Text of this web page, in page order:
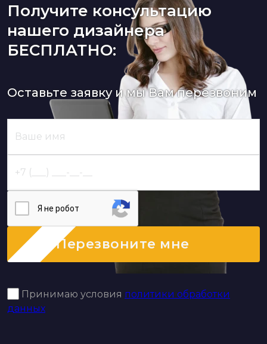
Получите консультацию
нашего дизайнера
БЕСПЛАТНО:
Оставьте заявку и мы Вам перезвоним
Я нe poбoт
Перезвоните мне
Принимаю условия политики обработки
данных